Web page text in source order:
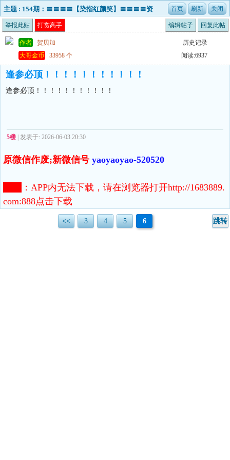
主题 : 154期：〓〓〓〓【染指红颜笑】〓〓〓〓资
料准就等于,钱生钱 准！准！准！
举报此贴 打赏高手 编辑帖子 回复此帖
作者 贺贝加
历史记录
大哥金币
33958 个 阅读:6937
逢参必顶！！！！！！！！！！！
逢参必顶！！！！！！！！！！！
5楼 | 发表于: 2026-06-03 20:30
原微信作废;新微信号 yaoyaoyao-520520
： APP内无法下载，请在浏览器打开http://1683889.
com:888点击下载
<< 3 4 5 6 跳转